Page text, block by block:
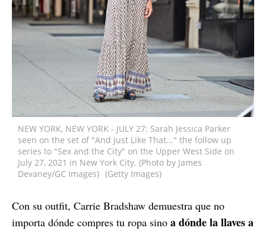
NEW YORK, NEW YORK - JULY 27: Sarah Jessica Parker
seen on the set of "And Just Like That..." the follow up
series to "Sex and the City" on the Upper West Side on
July 27, 2021 in New York City. (Photo by James
Devaney/GC Images) (Getty Images)
Con su outfit, Carrie Bradshaw demuestra que no
importa dónde compres tu ropa sino a dónde la llaves a